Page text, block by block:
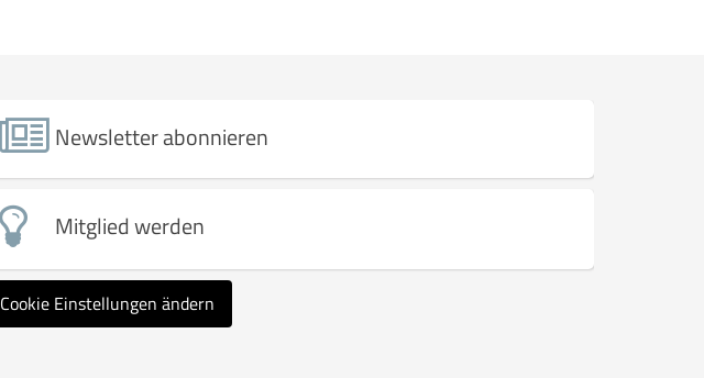
Newsletter abonnieren
Mitglied werden
Cookie Einstellungen ändern